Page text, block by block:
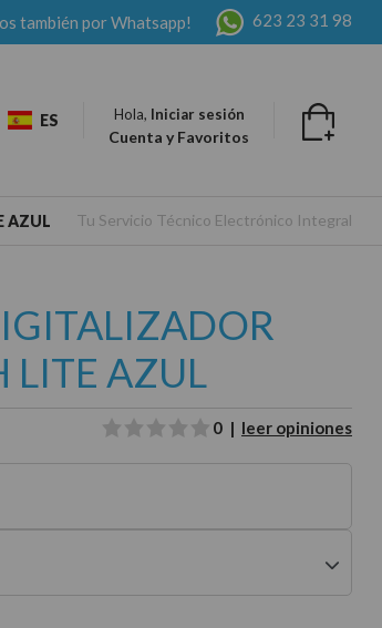
también por Whatsapp! 623 23 31 98
ES Hola, Iniciar sesión
Cuenta y Favoritos
AZUL Tu Servicio Técnico Electrónico Integral
LITE AZUL
0 | leer opiniones